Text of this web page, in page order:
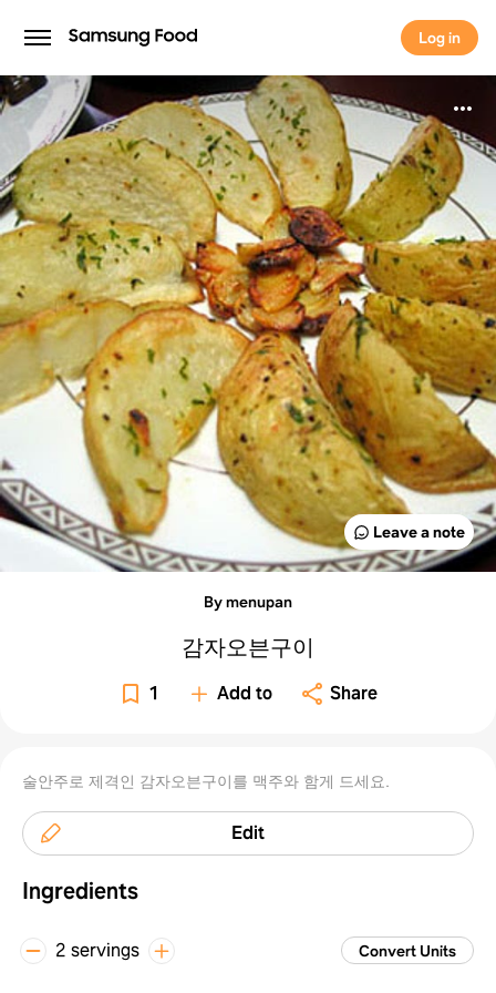
Log in
Log in
Leave a note
By menupan
감자오븐구이
1 Add to Share
술안주로 제격인 감자오븐구이를 맥주와 함게 드세요.
Edit
Ingredients
2 servings Convert Units